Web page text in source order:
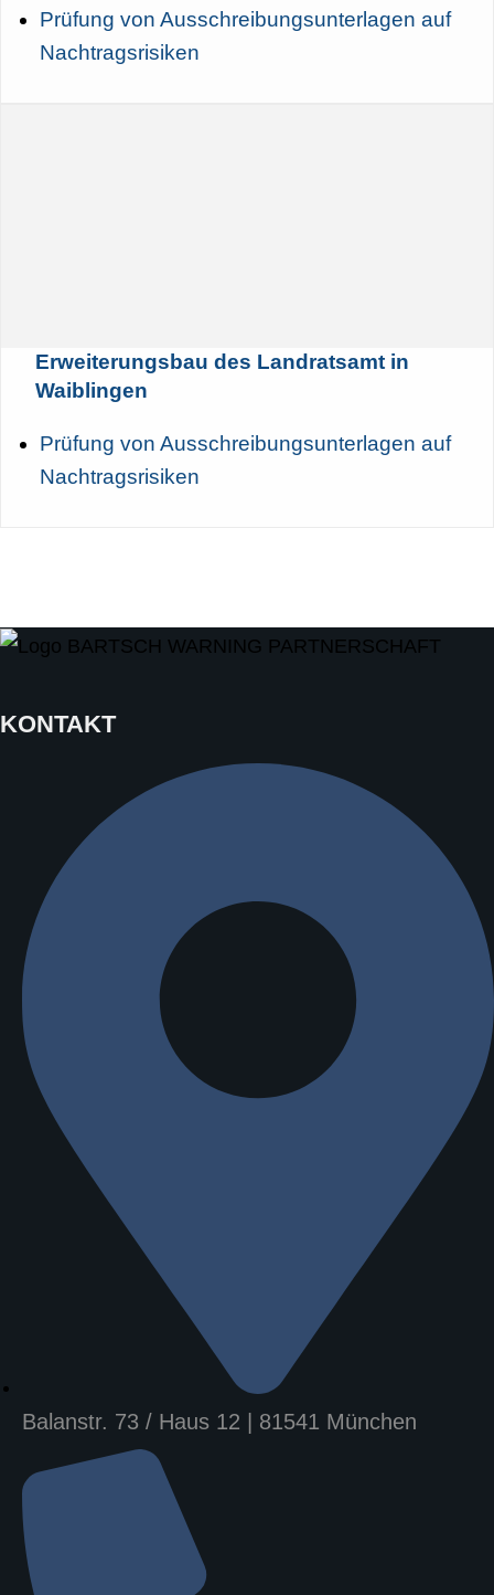
Prüfung von Ausschreibungsunterlagen auf
Nachtragsrisiken
Erweiterungsbau des Landratsamt in
Waiblingen
Prüfung von Ausschreibungsunterlagen auf
Nachtragsrisiken
KONTAKT
Balanstr. 73 / Haus 12 | 81541 München